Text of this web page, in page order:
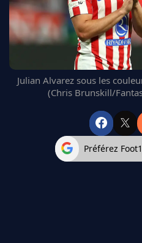
MANCHESTER UNITED
CHELSEA
ARSENAL
L'AVIS DE LA RÉDAC'
Julian Alvarez sous les
(Chris Brunskill/
Préférez